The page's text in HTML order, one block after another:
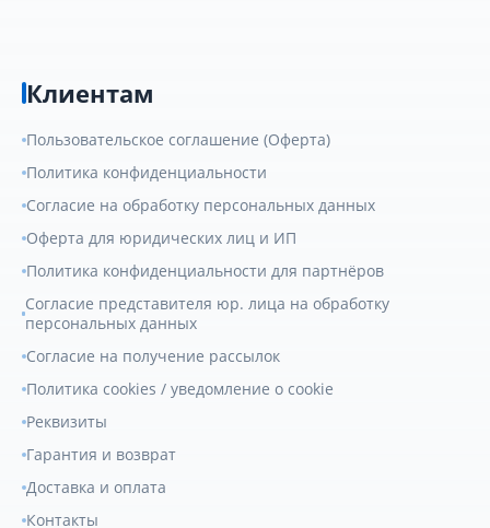
Клиентам
Пользовательское соглашение (Оферта)
Политика конфиденциальности
Согласие на обработку персональных данных
Оферта для юридических лиц и ИП
Политика конфиденциальности для партнёров
Согласие представителя юр. лица на обработку
персональных данных
Согласие на получение рассылок
Политика cookies / уведомление о cookie
Реквизиты
Гарантия и возврат
Доставка и оплата
Контакты